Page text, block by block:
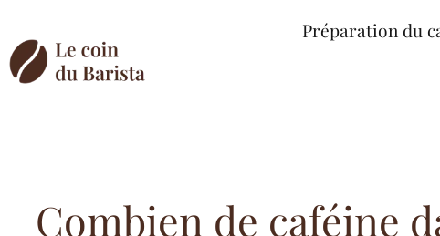
Préparation du
Combien de caféine